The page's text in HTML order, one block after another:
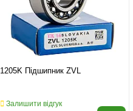
1205K Підшипник ZVL
Залишити відгук